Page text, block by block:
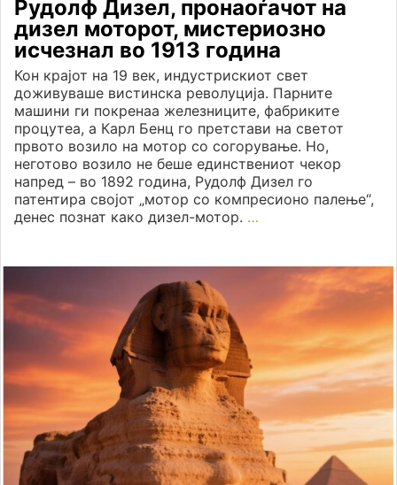
Рудолф Дизел, пронаоѓачот на
дизел моторот, мистериозно
исчезнал во 1913 година
Кон крајот на 19 век, индустрискиот свет
доживуваше вистинска револуција. Парните
машини ги покренаа железниците, фабриките
процутеа, а Карл Бенц го претстави на светот
првото возило на мотор со согорување. Но,
неготово возило не беше единствениот чекор
напред – во 1892 година, Рудолф Дизел го
патентира својот „мотор со компресионо палење“,
денес познат како дизел-мотор. …